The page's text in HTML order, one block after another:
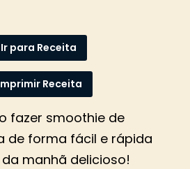
Ir para Receita
Receita
fazer smoothie de
de forma fácil e rápida
manhã delicioso!